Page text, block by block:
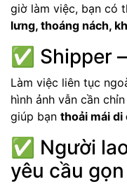
giờ làm việc, bạn có
lưng, thoáng nách,
✅ Shipper
Làm việc liên tục
hình ảnh vẫn cần
giúp bạn thoải mái di
✅ Người
yêu cầu